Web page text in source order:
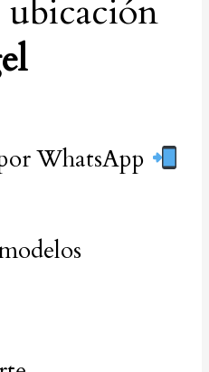
ubicación
WhatsApp